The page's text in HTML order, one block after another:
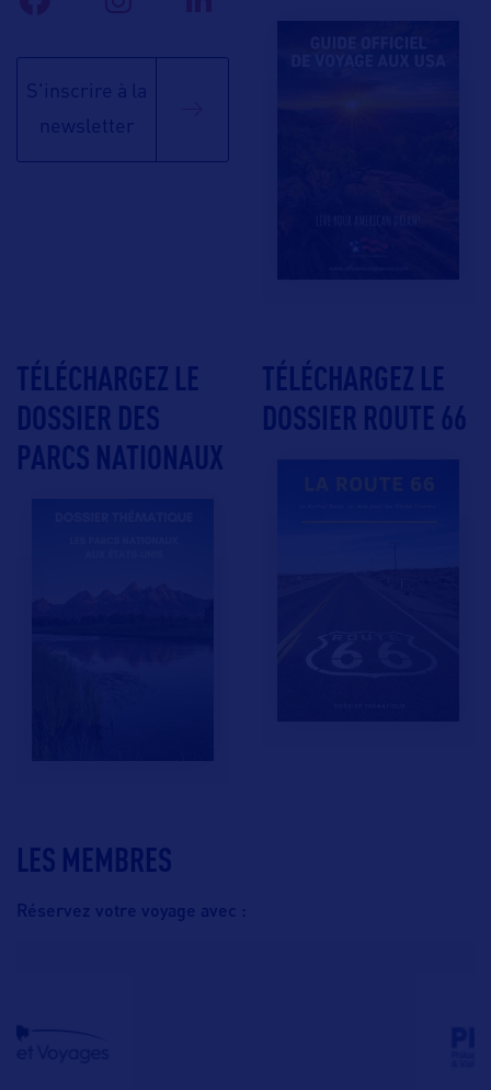
LES MEMBRES
Réservez votre voyage avec :
S'inscrire à la
newsletter
TÉLÉCHARGEZ LE
DOSSIER DES
PARCS NATIONAUX
TÉLÉCHARGEZ LE
DOSSIER ROUTE 66